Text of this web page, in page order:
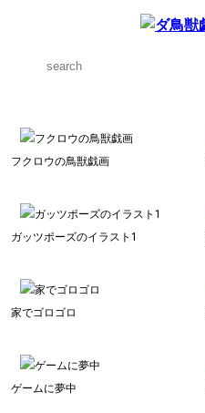
フクロウの鳥獣戯画
ガッツポーズのイラスト1
家でゴロゴロ
ゲームに夢中